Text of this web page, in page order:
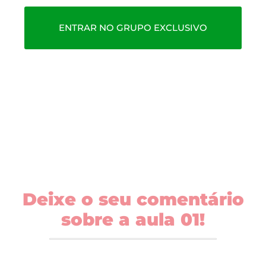
ENTRAR NO GRUPO EXCLUSIVO
Deixe o seu comentário
sobre a aula 01!